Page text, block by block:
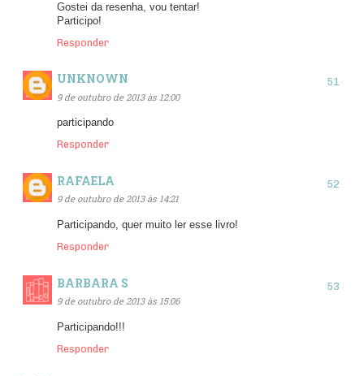
Gostei da resenha, vou tentar!
Participo!
Responder
UNKNOWN
9 de outubro de 2013 às 12:00
participando
Responder
RAFAELA
9 de outubro de 2013 às 14:21
Participando, quer muito ler esse livro!
Responder
BARBARA S
9 de outubro de 2013 às 15:06
Participando!!!
Responder